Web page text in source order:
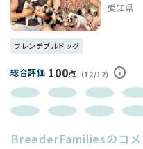
愛知県
フレンチブルドッグ
総合評価 100点 （12/12）
BreederFamiliesのコメ